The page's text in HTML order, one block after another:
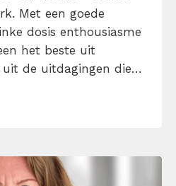
Met een goede
dosis enthousiasme
het beste uit
de uitdagingen die
niet alleen